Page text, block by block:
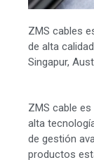
ZMS cables
de alta
Singapur,
ZMS cable
alta
de gestión
productos